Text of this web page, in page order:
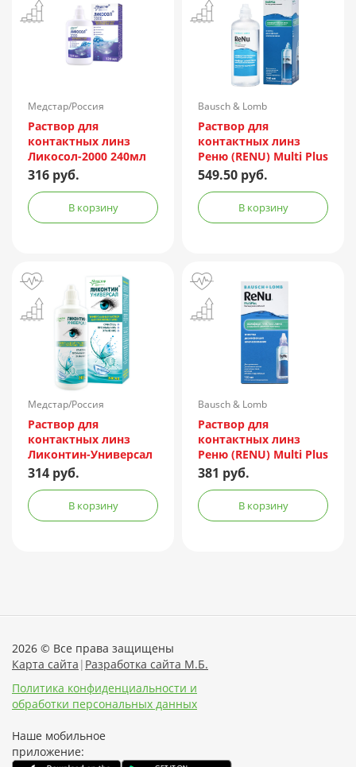
Медстар/Россия
Раствор для
контактных линз
Ликосол-2000 240мл
316 руб.
В корзину
Bausch & Lomb
Incorporated/Италия
Раствор для
контактных линз
Реню (RENU) Multi Plus
240мл + контейнер
549.50 руб.
В корзину
Медстар/Россия
Раствор для
контактных линз
Ликонтин-Универсал
240мл
314 руб.
В корзину
Bausch & Lomb
Incorporated/Италия
Раствор для
контактных линз
Реню (RENU) Multi Plus
120мл + контейнер
381 руб.
В корзину
2026 © Все права защищены
Карта сайта | Разработка сайта М.Б.
Политика конфиденциальности и
обработки персональных данных
Наше мобильное
приложение: